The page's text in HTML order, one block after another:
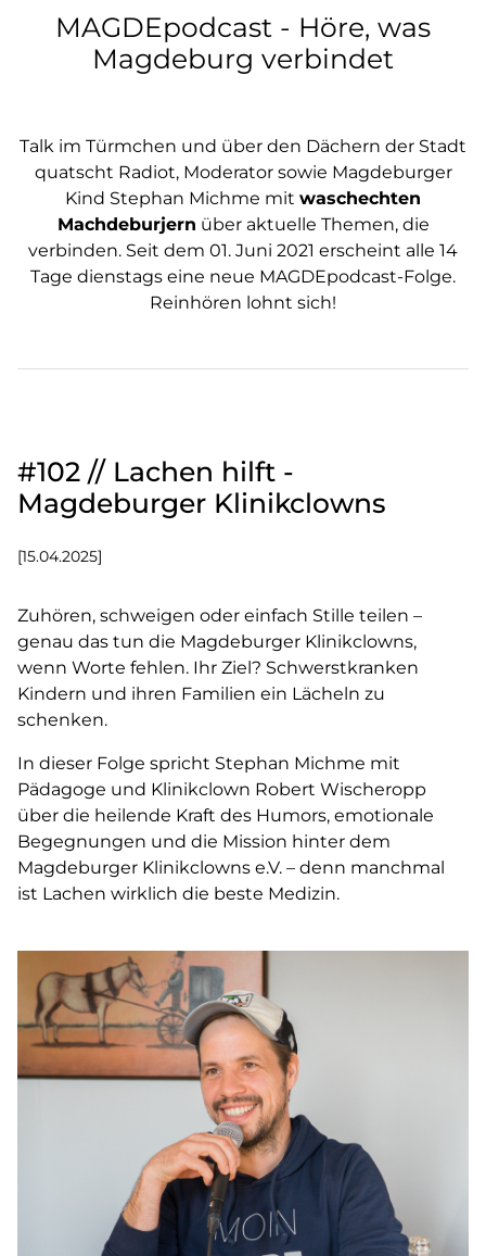
MAGDEpodcast - Höre, was
Magdeburg verbindet
Talk im Türmchen und über den Dächern der Stadt
quatscht Radiot, Moderator sowie Magdeburger
Kind Stephan Michme mit waschechten
Machdeburjern über aktuelle Themen, die
verbinden. Seit dem 01. Juni 2021 erscheint alle 14
Tage dienstags eine neue MAGDEpodcast-Folge.
Reinhören lohnt sich!
#102 // Lachen hilft -
Magdeburger Klinikclowns
[15.04.2025]
Zuhören, schweigen oder einfach Stille teilen –
genau das tun die Magdeburger Klinikclowns,
wenn Worte fehlen. Ihr Ziel? Schwerstkranken
Kindern und ihren Familien ein Lächeln zu
schenken.
In dieser Folge spricht Stephan Michme mit
Pädagoge und Klinikclown Robert Wischeropp
über die heilende Kraft des Humors, emotionale
Begegnungen und die Mission hinter dem
Magdeburger Klinikclowns e.V. – denn manchmal
ist Lachen wirklich die beste Medizin.